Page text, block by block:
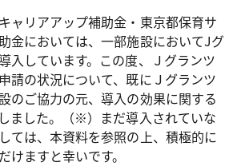
ャリアアップ補助金・東京都保育サ
金においては、一部施設においてJグ
入しています。この度、Ｊグランツ
請の状況について、既にＪグランツ
のご協力の元、導入の効果に関する
ました。（※）まだ導入されていな
ては、本資料を参照の上、積極的に
けますと幸いです。